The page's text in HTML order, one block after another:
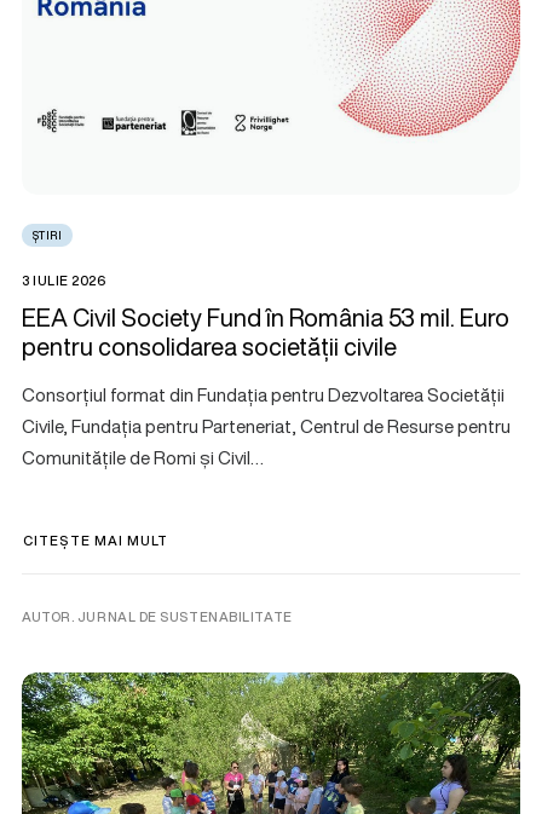
ȘTIRI
3 IULIE 2026
EEA Civil Society Fund în România 53 mil. Euro
pentru consolidarea societății civile
Consorțiul format din Fundația pentru Dezvoltarea Societății
Civile, Fundația pentru Parteneriat, Centrul de Resurse pentru
Comunitățile de Romi și Civil…
CITEȘTE MAI MULT
AUTOR. JURNAL DE SUSTENABILITATE